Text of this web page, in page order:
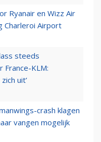
Ryanair en Wizz Air
Charleroi Airport
steeds
France-KLM:
uit’
crash klagen
vangen mogelijk